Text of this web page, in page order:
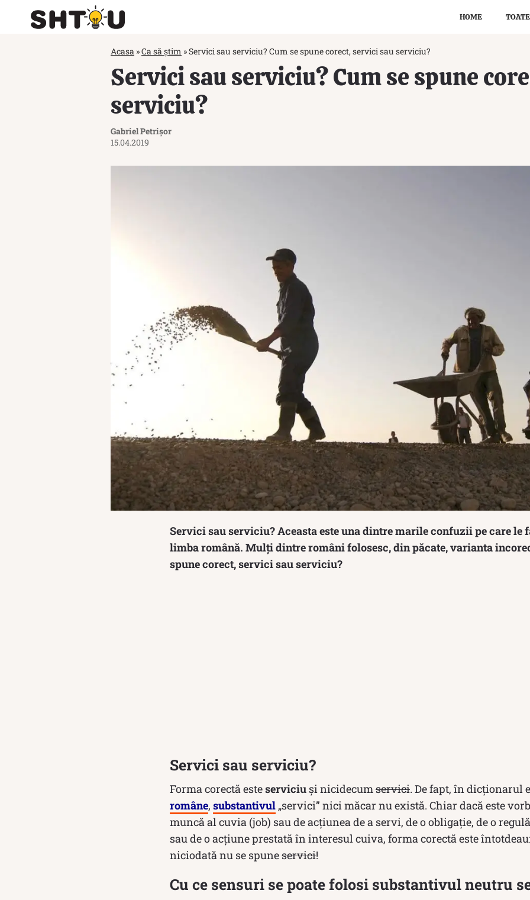
HOME
Acasa »Ca să știm »Servici sau serviciu? Cum se spune corect, servici sau serviciu?
Servici sau serviciu? Cum se spune
serviciu?
Gabriel Petrișor
15.04.2019
Servici sau serviciu? Aceasta este una dintre marile confuzii pe care le
limba română. Mulți dintre români folosesc, din păcate, varianta
spune corect, servici sau serviciu?
Servici sau serviciu?
Forma corectă esteserviciu și nicidecumservici. De fapt, în dicționarul
române, substantivul „servici” nici măcar nu există. Chiar dacă este
muncă al cuvia (job) sau de acţiunea de a servi, de o obligație, de o
sau de o acţiune prestată în interesul cuiva, forma corectă este
niciodată nu se spuneservici!
Cu ce sensuri se poate folosi substantivul neutru